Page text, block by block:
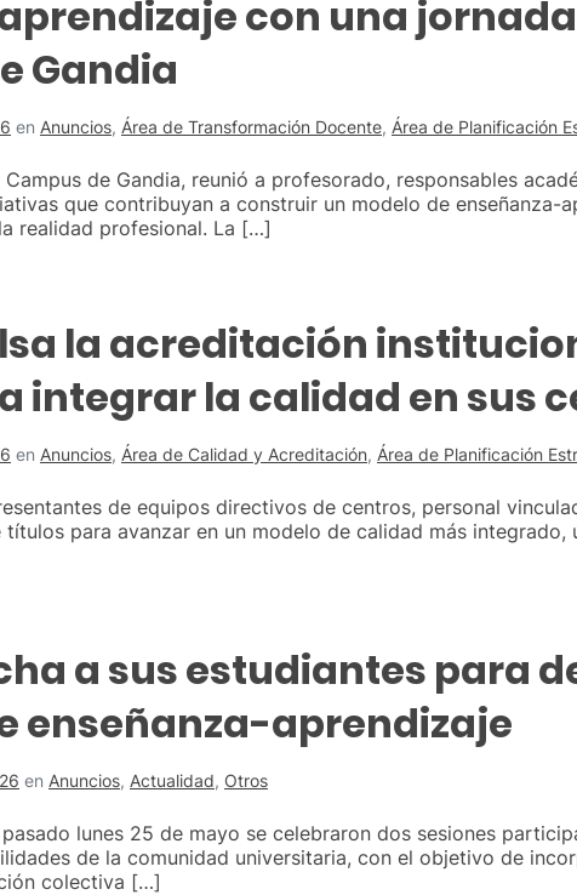
con una
Gandia
en Anuncios, Área de Transformación Docente, Área de Planificación
de Gandia, reunió a profesorado, responsables
que contribuyan a construir un modelo de enseñanza-
realidad profesional. La […]
la acreditación
integrar la calidad en sus
en Anuncios, Área de Calidad y Acreditación, Área de Planificación
de equipos directivos de centros, personal
para avanzar en un modelo de calidad más
a sus estudiantes para
enseñanza-aprendizaje
en Anuncios, Actualidad, Otros
lunes 25 de mayo se celebraron dos sesiones
de la comunidad universitaria, con el objetivo de
colectiva […]